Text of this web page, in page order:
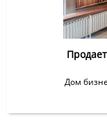
Дом